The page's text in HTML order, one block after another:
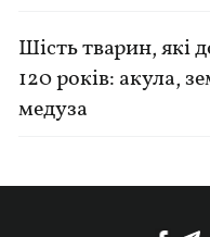
Шість тварин,
120 років: акула,
медуза